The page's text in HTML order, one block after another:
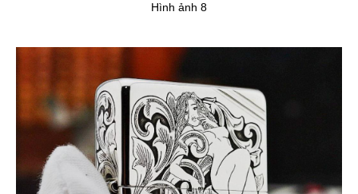
Hình ảnh 8